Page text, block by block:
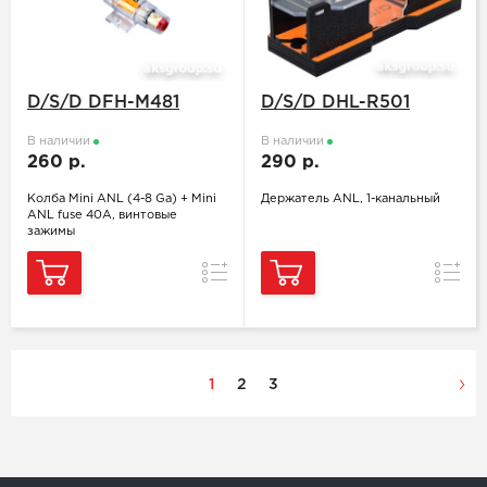
D/S/D DFH-M481
В наличии
260 р.
Колба Mini ANL (4-8 Ga) + Mini
ANL fuse 40A, винтовые
зажимы
Сравнение
D/S/D DHL-R501
В наличии
290 р.
Держатель ANL, 1-канальный
2 3